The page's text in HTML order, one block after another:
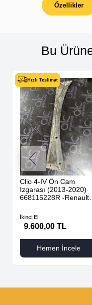
Özellikler
Bu
Hızlı Teslimat
Clio 4-IV Ön Cam
Izgarası (2013-2020)
668115228R -Renault
İkinci El
9.600,00 TL
Hemen İncele